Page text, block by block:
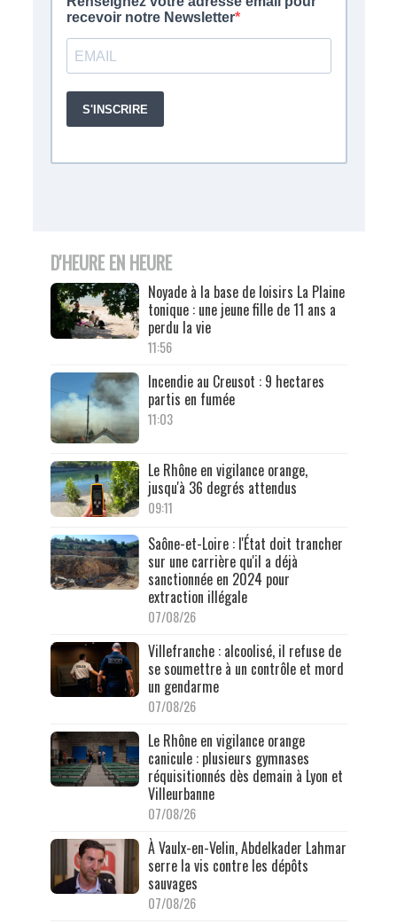
D'HEURE EN HEURE
Noyade à la base de loisirs La Plaine
tonique : une jeune fille de 11 ans a
perdu la vie
11:56
Incendie au Creusot : 9 hectares
partis en fumée
11:03
Le Rhône en vigilance orange,
jusqu'à 36 degrés attendus
09:11
Saône-et-Loire : l'État doit trancher
sur une carrière qu'il a déjà
sanctionnée en 2024 pour
extraction illégale
07/08/26
Villefranche : alcoolisé, il refuse de
se soumettre à un contrôle et mord
un gendarme
07/08/26
Le Rhône en vigilance orange
canicule : plusieurs gymnases
réquisitionnés dès demain à Lyon et
Villeurbanne
07/08/26
À Vaulx-en-Velin, Abdelkader Lahmar
serre la vis contre les dépôts
sauvages
07/08/26